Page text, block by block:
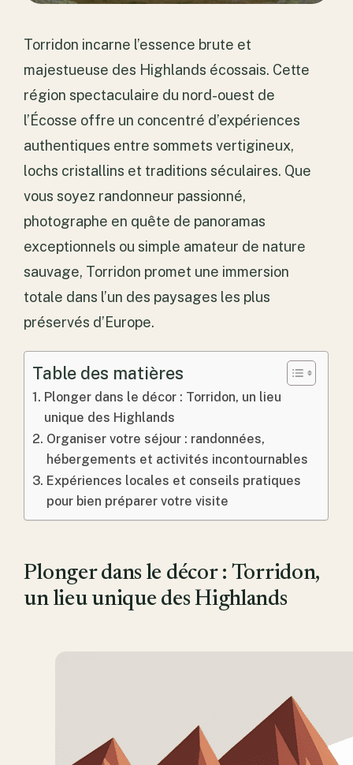
Torridon incarne l’essence brute et
majestueuse des Highlands écossais. Cette
région spectaculaire du nord-ouest de
l’Écosse offre un concentré d’expériences
authentiques entre sommets vertigineux,
lochs cristallins et traditions séculaires. Que
vous soyez randonneur passionné,
photographe en quête de panoramas
exceptionnels ou simple amateur de nature
sauvage, Torridon promet une immersion
totale dans l’un des paysages les plus
préservés d’Europe.
Table des matières
Plonger dans le décor : Torridon, un lieu
unique des Highlands
Organiser votre séjour : randonnées,
hébergements et activités incontournables
Expériences locales et conseils pratiques
pour bien préparer votre visite
Plonger dans le décor : Torridon,
un lieu unique des Highlands